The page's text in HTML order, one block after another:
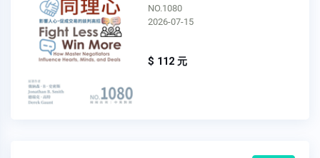
NO.1079
2026-07-08
$ 112 元